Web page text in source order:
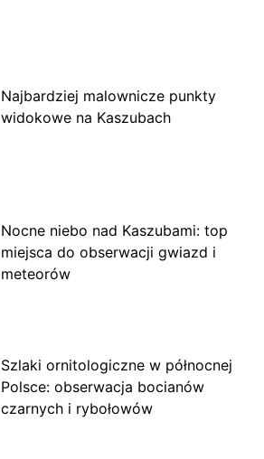
Najbardziej malownicze punkty
widokowe na Kaszubach
Nocne niebo nad Kaszubami: top
miejsca do obserwacji gwiazd i
meteorów
Szlaki ornitologiczne w północnej
Polsce: obserwacja bocianów
czarnych i rybołowów